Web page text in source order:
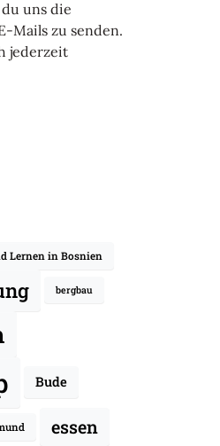
uns die
Mails zu senden.
jederzeit
Lernen in Bosnien
bergbau
Bude
essen